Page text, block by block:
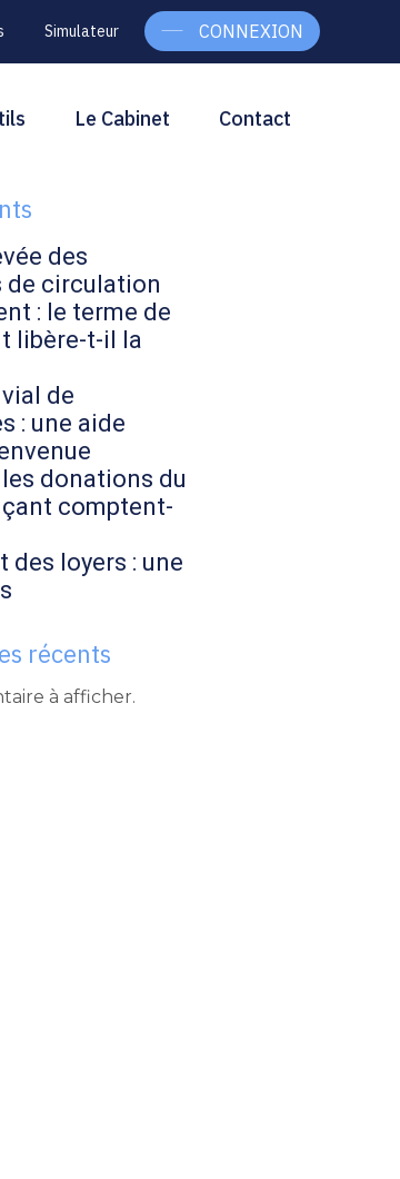
Simulateur CONNEXION
Le Cabinet Contact
des
circulation
: le terme de
libère-t-il la
de
: une aide
donations du
comptent-
des loyers : une
récents
à afficher.